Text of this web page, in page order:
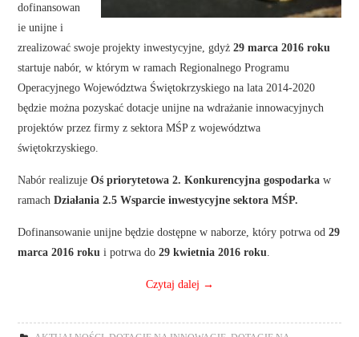
dofinansowan
ie unijne i
zrealizować swoje projekty inwestycyjne, gdyż29 marca 2016 roku
startuje nabór, w którym w ramach Regionalnego Programu
Operacyjnego Województwa Świętokrzyskiego na lata 2014-2020
będzie można pozyskać dotacje unijne na wdrażanie innowacyjnych
projektów przez firmy z sektora MŚP z województwa
świętokrzyskiego.
Nabór realizujeOś priorytetowa 2. Konkurencyjna gospodarka w
ramachDziałania 2.5 Wsparcie inwestycyjne sektora MŚP.
Dofinansowanie unijne będzie dostępne w naborze, który potrwa od29
marca 2016 roku i potrwa do29 kwietnia 2016 roku.
Czytaj dalej →